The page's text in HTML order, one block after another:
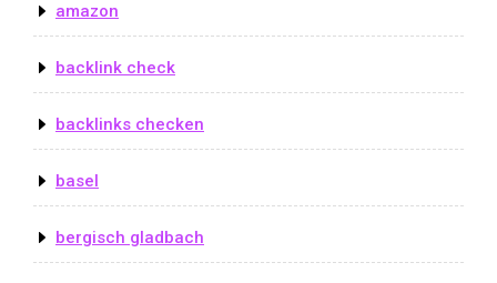
amazon
backlink check
backlinks checken
basel
bergisch gladbach